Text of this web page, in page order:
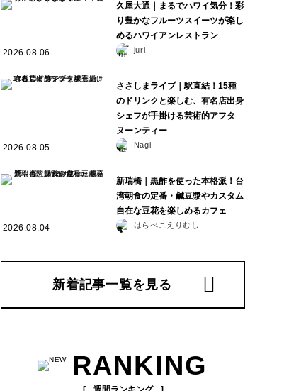
2026.08.06
久屋大通｜まるでハワイ気分！彩
り豊かなフルーツスイーツが楽し
めるハワイアンレストラン
juri
2026.08.05
ささしまライブ｜駅直結！15種
のドリンクと楽しむ、有名店出身
シェフが手掛ける芸術的アフタ
ヌーンティー
Nagi
2026.08.04
新瑞橋｜黒酢を使った本格派！台
湾朝食の定番・鹹豆漿やカスタム
自在な豆花を楽しめるカフェ
はらぺこえりむし
新着記事一覧を見る
RANKING